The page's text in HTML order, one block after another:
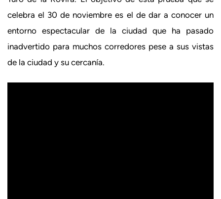
celebra el 30 de noviembre es el de dar a conocer un
entorno espectacular de la ciudad que ha pasado
inadvertido para muchos corredores pese a sus vistas
de la ciudad y su cercanía.